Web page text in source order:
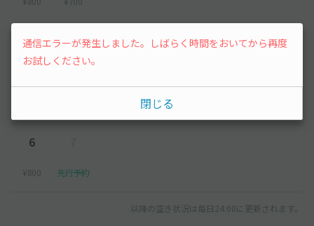
2026年9月
¥700
6
¥800 先行予約
以降の空き状況は毎日24:00に更新されます。
通信エラーが発生しました。しばらく時間をおいてから再度
お試しください。
閉じる